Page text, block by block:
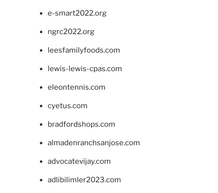
e-smart2022.org
ngrc2022.org
leesfamilyfoods.com
lewis-lewis-cpas.com
eleontennis.com
cyetus.com
bradfordshops.com
almadenranchsanjose.com
advocatevijay.com
adlibilimler2023.com